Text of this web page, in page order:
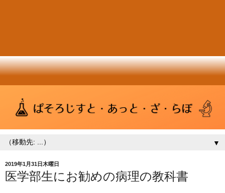
▼
2019年1月31日木曜日
医学部生にお勧めの病理の教科書